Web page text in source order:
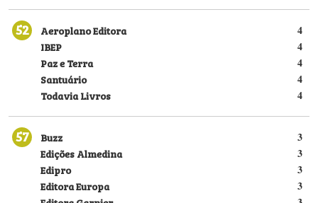
52 4
Aeroplano Editora
4
IBEP
4
Paz e Terra
4
Santuário
4
Todavia Livros
57 3
Buzz
3
Edições Almedina
3
Edipro
3
Editora Europa